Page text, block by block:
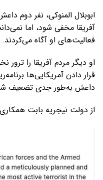
ابوبلال المنوکی، نفر دوم
آفریقا مخفی شود، اما
فعالیت‌های او آگاه می‌کردند.
او دیگر مردم آفریقا را
قرار دادن آمریکایی‌ها
داعش به‌طور جدی تضعیف
از دولت نیجریه بابت